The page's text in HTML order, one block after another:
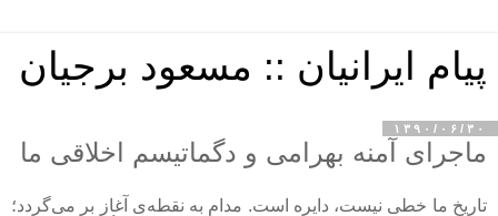
پیام ایرانیان :: مسعود برجیان
۱۳۹۰/۰۶/۳۰
ماجرای آمنه بهرامی و دگماتیسم اخلاقی ما
تاریخ ما خطی نیست، دایره است. مدام به نقطه‌ی آغاز بر می‌گردد؛